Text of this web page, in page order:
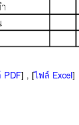
PDF] , [ไฟล์ Excel]